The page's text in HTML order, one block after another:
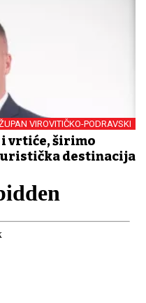
VIROVITIČKO-PODRAVSKI
i vrtiće, širimo
destinacija